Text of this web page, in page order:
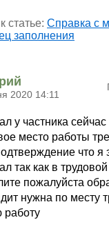
статье: Справка с
заполнения
2020 14:11
у частника
место работы
что я
так как в
пожалуйста
нужна по месту
работу